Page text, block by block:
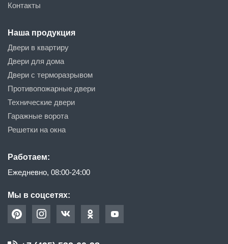
Контакты
Наша продукция
Двери в квартиру
Двери для дома
Двери с терморазрывом
Противопожарные двери
Технические двери
Гаражные ворота
Решетки на окна
Работаем:
Ежедневно, 08:00-24:00
Мы в соцсетях: